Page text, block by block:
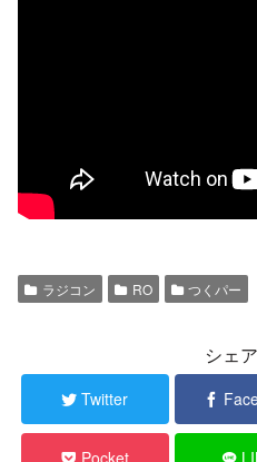
ラジコン RO つくパー
シェ
Twitter